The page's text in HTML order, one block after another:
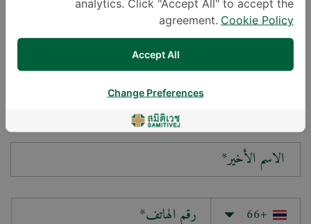
سؤالك*
الاسم الأخير*
analytics. Click "Accept All" to accept the
agreement. Cookie Policy
Accept All
Change Preferences